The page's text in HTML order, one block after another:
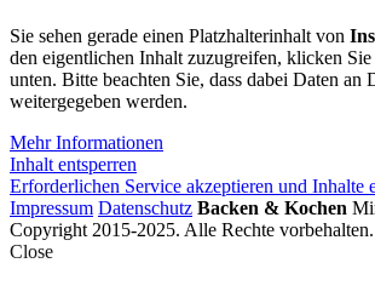
Sie sehen gerade einen Platzhalterinhalt von
den eigentlichen Inhalt zuzugreifen, klicken
unten. Bitte beachten Sie, dass dabei Daten an
weitergegeben werden.
Mehr Informationen
Inhalt entsperren
Erforderlichen Service akzeptieren und Inhalte
Impressum Datenschutz Backen & Kochen
Copyright 2015-2025. Alle Rechte vorbehalten.
Close